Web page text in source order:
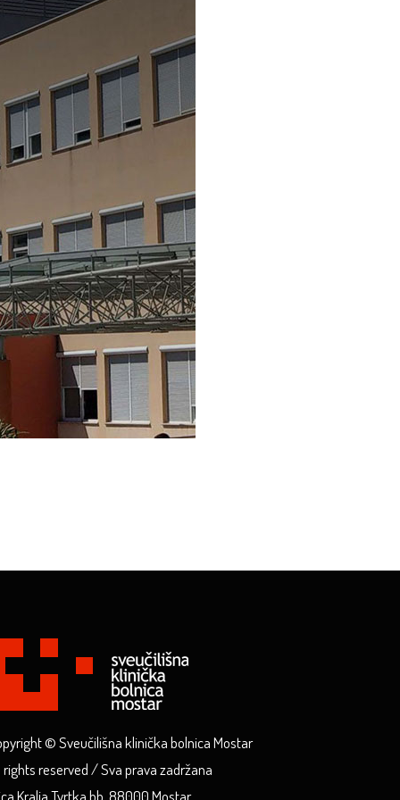
© Sveučilišna klinička bolnica Mostar
rights reserved / Sva prava zadržana
Kralja Tvrtka bb, 88000 Mostar